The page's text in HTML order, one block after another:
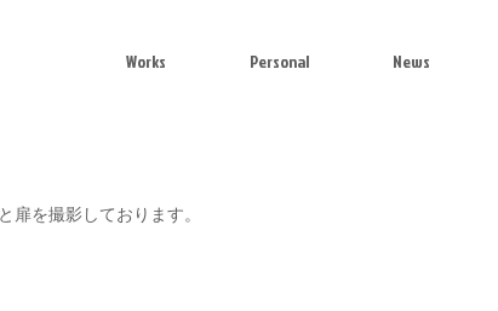
Works Personal News
扉を撮影しております。